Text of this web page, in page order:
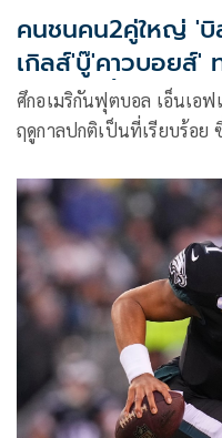
คนชนคน2คู่ใหญ่ '
เกิลส์'บู๊'คาวบอยส์'
สด11ธ.ค.นี้
ศึกอเมริกันฟุตบอล เอ็นเอฟ
ฤดูกาลปกติเป็นที่เรียบร้อย